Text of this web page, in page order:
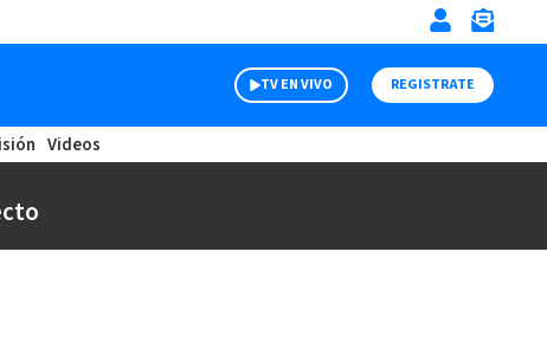
TV EN VIVO REGISTRATE
Videos